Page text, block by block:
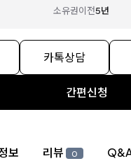
소유권이전5년
카톡상담
간편신청
보 리뷰 0